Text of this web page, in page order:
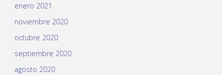
enero 2021
noviembre 2020
octubre 2020
septiembre 2020
agosto 2020